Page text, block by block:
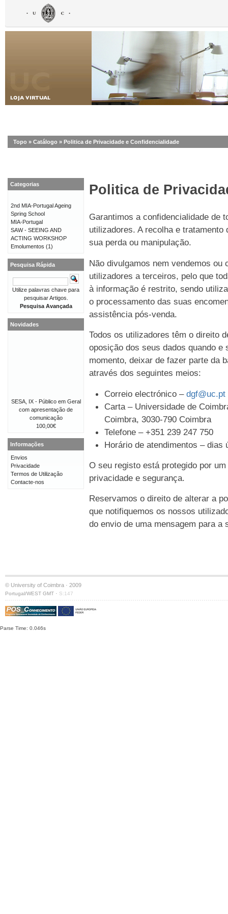
Topo » Catálogo » Politica de Privacidade e Confidencialidade
Politica de
Garantimos a confidencialidade de
utilizadores. A recolha e
sua perda ou manipulação.
Não divulgamos nem vendemos
utilizadores a terceiros, pelo que
à informação é restrito, sendo
o processamento das suas
assistência pós-venda.
Todos os utilizadores têm o direito
oposição dos seus dados quando e
momento, deixar de fazer parte da
através dos seguintes meios:
Correio electrónico – dgf@uc.pt
Carta – Universidade de
Coimbra, 3030-790 Coimbra
Telefone – +351 239 247 750
Horário de atendimentos – dias
O seu registo está protegido por
privacidade e segurança.
Reservamos o direito de alterar a
que notifiquemos os nossos
do envio de uma mensagem para
Categorias
2nd MIA-Portugal Ageing
Spring School
MIA-Portugal
SAW - SEEING AND
ACTING WORKSHOP
Emolumentos (1)
Pesquisa Rápida
Utilize palavras chave para
pesquisar Artigos.
Pesquisa Avançada
Novidades
SESA, IX - Público em Geral
com apresentação de
comunicação
100,00€
Informações
Envios
Privacidade
Termos de Utilização
Contacte-nos
© University of Coimbra · 2009
Portugal/WEST GMT · S:147
Parse Time: 0.046s